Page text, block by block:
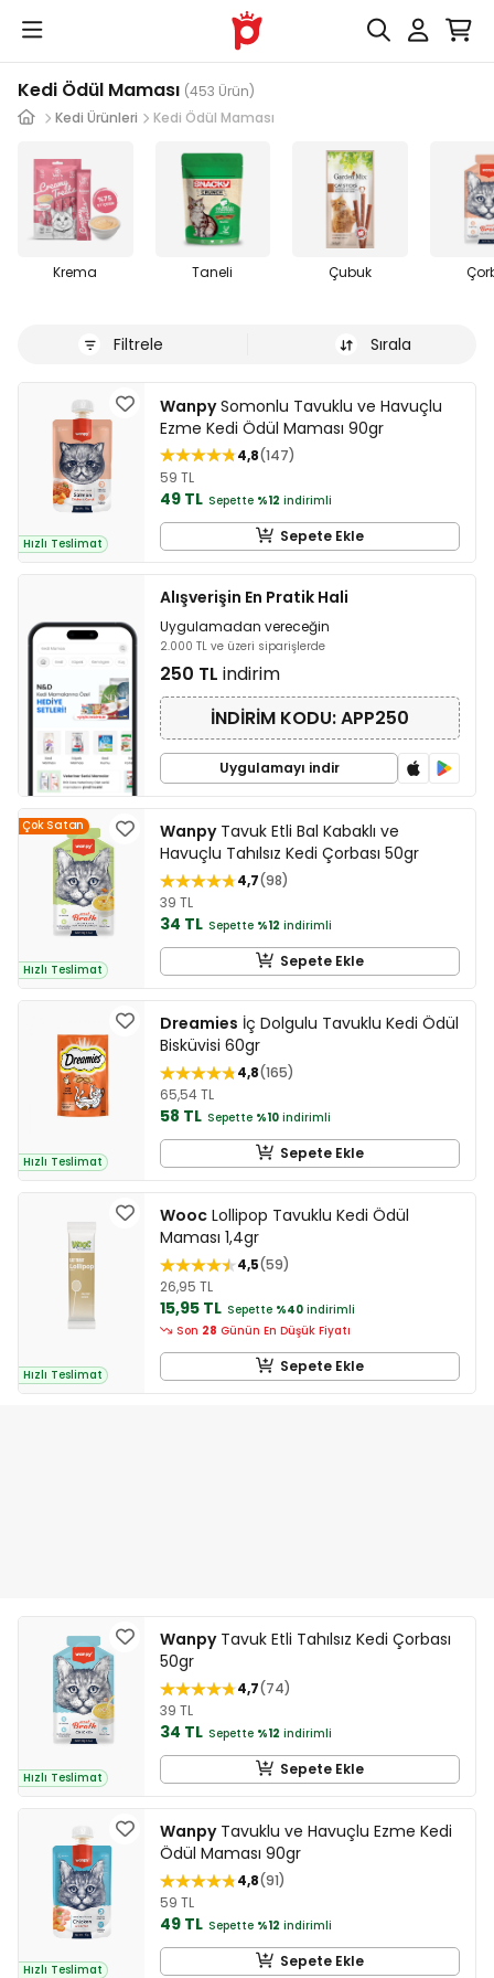
Kedi Ödül Maması (453 Ürün)
Kedi Ürünleri
Kedi Ödül Maması
Krema Taneli Çubuk
Filtrele Sırala
Hızlı Teslimat
WanpySomonlu Tavuklu ve Havuçlu
Ezme Kedi Ödül Maması 90gr
4,8 147
59 TL
49 TL Sepette %12 indirimli
Sepete Ekle
Alışverişin En Pratik Hali
Uygulamadan vereceğin
2.000 TL ve üzeri siparişlerde
250 TL indirim
İNDİRİM KODU: APP250
Uygulamayı indir
Çok Satan
Hızlı Teslimat
WanpyTavuk Etli Bal Kabaklı ve
Havuçlu Tahılsız Kedi Çorbası 50gr
4,7 98
39 TL
34 TL Sepette %12 indirimli
Sepete Ekle
Hızlı Teslimat
Dreamies İç Dolgulu Tavuklu Kedi Ödül
Bisküvisi 60gr
4,8 165
65,54 TL
58 TL Sepette %10 indirimli
Sepete Ekle
Hızlı Teslimat
Wooc Lollipop Tavuklu Kedi Ödül
Maması 1,4gr
4,5 59
26,95 TL
15,95 TL Sepette %40 indirimli
Son 28 Günün En Düşük Fiyatı
Sepete Ekle
Hızlı Teslimat
WanpyTavuk Etli Tahılsız Kedi Çorbası
50gr
4,7 74
39 TL
34 TL Sepette %12 indirimli
Sepete Ekle
Hızlı Teslimat
WanpyTavuklu ve Havuçlu Ezme Kedi
Ödül Maması 90gr
4,8 91
59 TL
49 TL Sepette %12 indirimli
Sepete Ekle